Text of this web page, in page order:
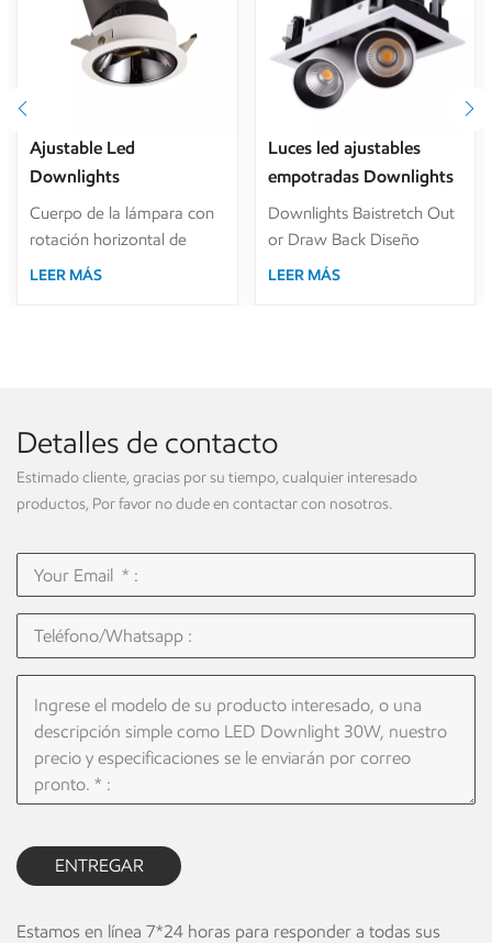
Ajustable Led
Downlights
antideslumbrante 6W
12W 20W 30W para
iluminación de hotel
Cuerpo de la lámpara con
rotación horizontal de
355°, inclinación de 0° ～
Downlight. Atenuación
Triac, 0/1-10 V y control
inteligente de atenuación
LEER MÁS
Luces led ajustables
empotradas Downlights
retráctiles de doble
cabezal para iluminación
de tiendas de lujo
Downlights Baistretch Out
or Draw Back Diseño
ajustable.Cabezal de
tipo redondo y cuadrado,
ambos disponibles.
LEER MÁS
Detalles de contacto
Estimado cliente, gracias por su tiempo, cualquier interesado
productos, Por favor no dude en contactar con nosotros.
ENTREGAR
Estamos en línea 7*24 horas para responder a todas sus